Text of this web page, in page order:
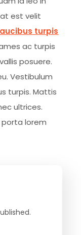
est velit
turpis
ac turpis
posuere.
Vestibulum
turpis. Mattis
ultrices.
porta lorem